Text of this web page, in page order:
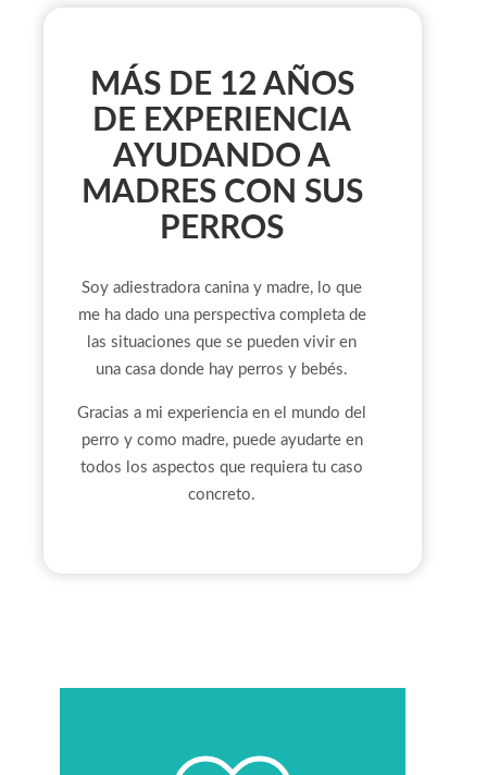
MÁS DE 12 AÑOS
DE EXPERIENCIA
AYUDANDO A
MADRES CON SUS
PERROS
Soy adiestradora canina y madre, lo que
me ha dado una perspectiva completa de
las situaciones que se pueden vivir en
una casa donde hay perros y bebés.
Gracias a mi experiencia en el mundo del
perro y como madre, puede ayudarte en
todos los aspectos que requiera tu caso
concreto.